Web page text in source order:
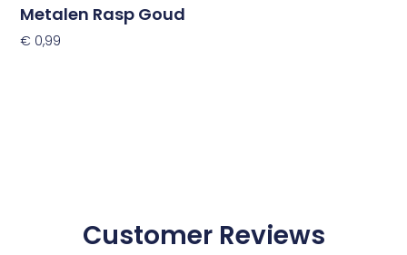
Metalen Rasp Goud
€ 0,99
Customer Reviews